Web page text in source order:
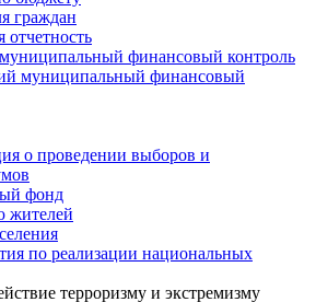
граждан
отчетность
финансовый контроль
муниципальный финансовый
о проведении выборов и
фонд
жителей
по реализации национальных
терроризму и экстремизму